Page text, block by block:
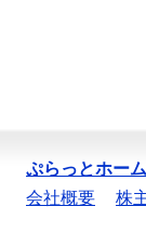
ぷらっとホー
会社概要
株